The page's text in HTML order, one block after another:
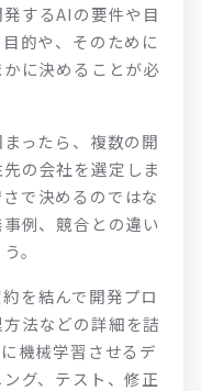
するAIの要件や目
的や、そのために
に決めることが必
ったら、複数の開
の会社を選定しま
で決めるのではな
例、競合との違い
。
を結んで開発プロ
法などの詳細を詰
機械学習させるデ
グ、テスト、修正